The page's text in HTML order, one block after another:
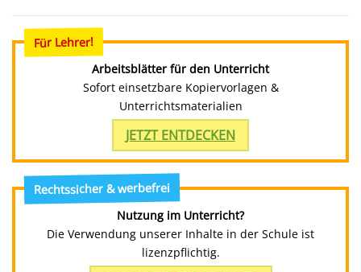
Für Lehrer!
Arbeitsblätter für den Unterricht
Sofort einsetzbare Kopiervorlagen &
Unterrichtsmaterialien
JETZT ENTDECKEN
Rechtssicher & werbefrei
Nutzung im Unterricht?
Die Verwendung unserer Inhalte in der Schule ist
lizenzpflichtig.